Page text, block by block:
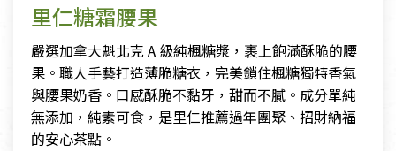
里仁糖霜腰果
嚴選加拿大魁北克 A 級純楓糖漿，裹上飽滿酥脆的腰
果。職人手藝打造薄脆糖衣，完美鎖住楓糖獨特香氣
與腰果奶香。口感酥脆不黏牙，甜而不膩。成分單純
無添加，純素可食，是里仁推薦過年團聚、招財納福
的安心茶點。